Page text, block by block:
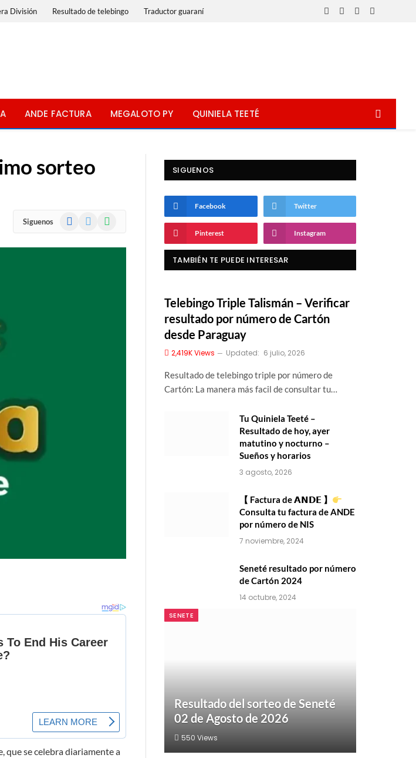
División Resultado de telebingo Traductor guaraní
Facebook
X
InstagramWhatsApp
ANDE FACTURA MEGALOTO PY QUINIELA TEETÉ
sorteo
Siguenos Facebook WhatsApp
que se celebra diariamente a
SIGUENOS
Facebook Twitter
Pinterest Instagram
TAMBIÉN TE PUEDE INTERESAR
Telebingo Triple Talismán – Verificar
resultado por número de Cartón
desde Paraguay
2,419KViews Updated: 6 julio, 2026
Resultado de telebingo triple por número de
Cartón: La manera más facil de consultar tu…
Tu Quiniela Teeté –
Resultado de hoy, ayer
matutino y nocturno –
Sueños y horarios
3 agosto, 2026
【 Factura de 𝗔𝗡𝗗𝗘 】
Consulta tu factura de ANDE
por número de NIS
7 noviembre, 2024
Seneté resultado por número
de Cartón 2024
14 octubre, 2024
SENETE
Resultado del sorteo de Seneté
02 de Agosto de 2026
550 Views